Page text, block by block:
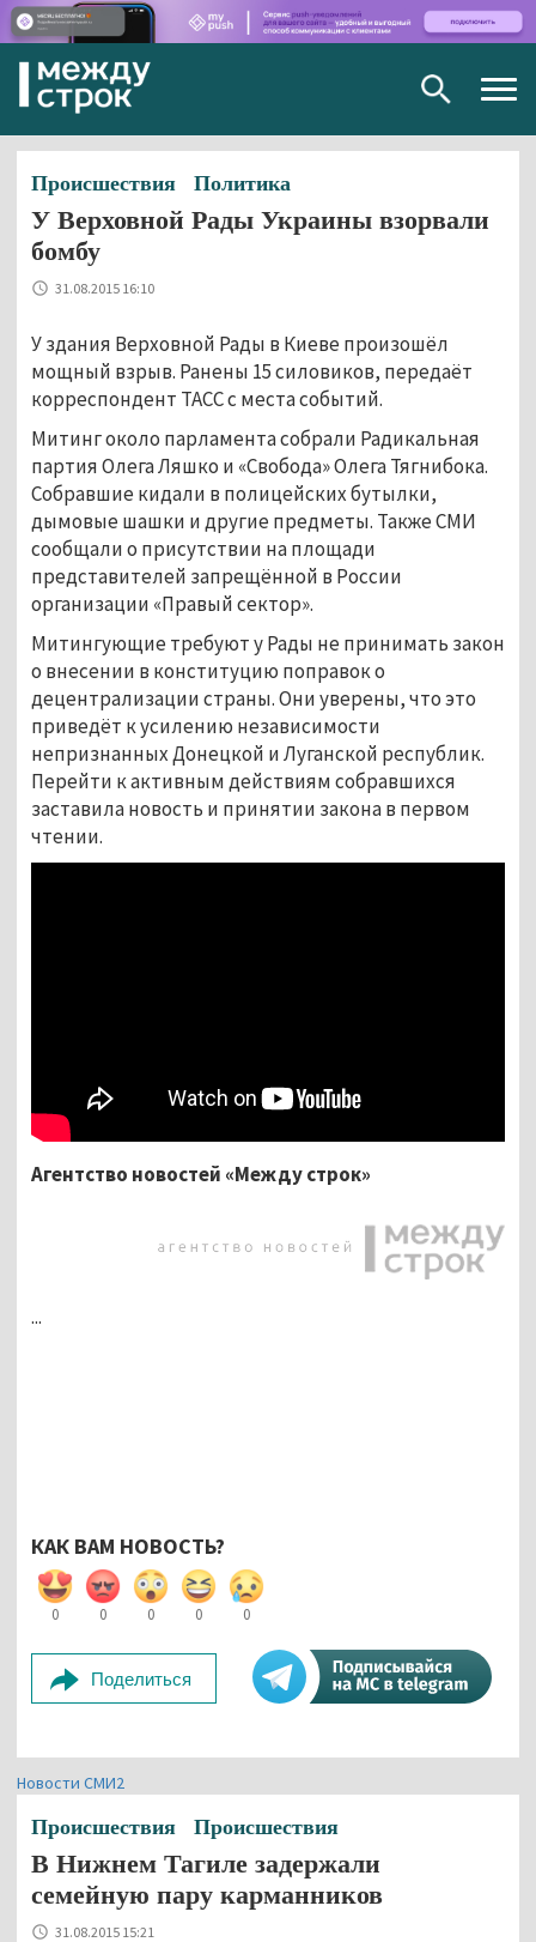
Происшествия Политика
У Верховной Рады Украины взорвали
бомбу
31.08.2015 16:10
У здания Верховной Рады в Киеве произошёл
мощный взрыв. Ранены 15 силовиков, передаёт
корреспондент ТАСС с места событий.
Митинг около парламента собрали Радикальная
партия Олега Ляшко и «Свобода» Олега Тягнибока.
Собравшие кидали в полицейских бутылки,
дымовые шашки и другие предметы. Также СМИ
сообщали о присутствии на площади
представителей запрещённой в России
организации «Правый сектор».
Митингующие требуют у Рады не принимать закон
о внесении в конституцию поправок о
децентрализации страны. Они уверены, что это
приведёт к усилению независимости
непризнанных Донецкой и Луганской республик.
Перейти к активным действиям собравшихся
заставила новость и принятии закона в первом
чтении.
Агентство новостей «Между строк»
...
КАК ВАМ НОВОСТЬ?
0 0 0 0 0
Поделиться
Новости СМИ2
Происшествия Происшествия
В Нижнем Тагиле задержали
семейную пару карманников
31.08.2015 15:21